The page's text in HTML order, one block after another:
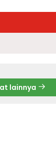
lainnya